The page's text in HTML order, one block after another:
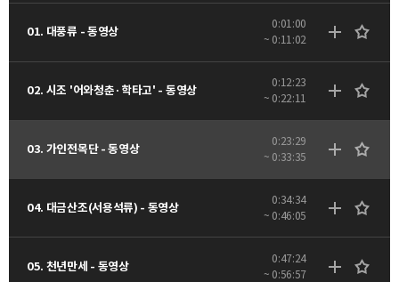
01. 대풍류 - 동영상
0:01:00
~ 0:11:02
02. 시조 '어와청춘·학타고' - 동영상
0:12:23
~ 0:22:11
03. 가인전목단 - 동영상
0:23:29
~ 0:33:35
04. 대금산조(서용석류) - 동영상
0:34:34
~ 0:46:05
05. 천년만세 - 동영상
0:47:24
~ 0:56:57